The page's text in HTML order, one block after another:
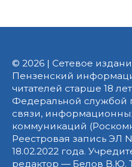
© 2026 | Сетевое
Пензенский
читателей старше 18
Федеральной службой
связи,
коммуникаций
Реестровая запись ЭЛ
18.02.2022 года.
редактор — Белов В.Ю.